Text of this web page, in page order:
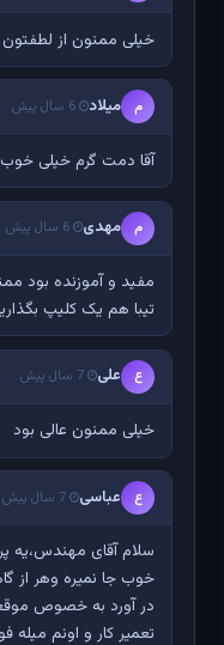
خیلی ممنون از لطفتون
م میلاد 6 سال پیش
آقا دمت گرم خیلی
م مهدی 6 سال پیش
مفید و آموزنده بود
تیبا هم یک کلیپ
ع علی 7 سال پیش
خیلی ممنون عالی بود
ع عباسی 7 سال پیش
خوب جا نمیره وهر از
در آورد به خصوص